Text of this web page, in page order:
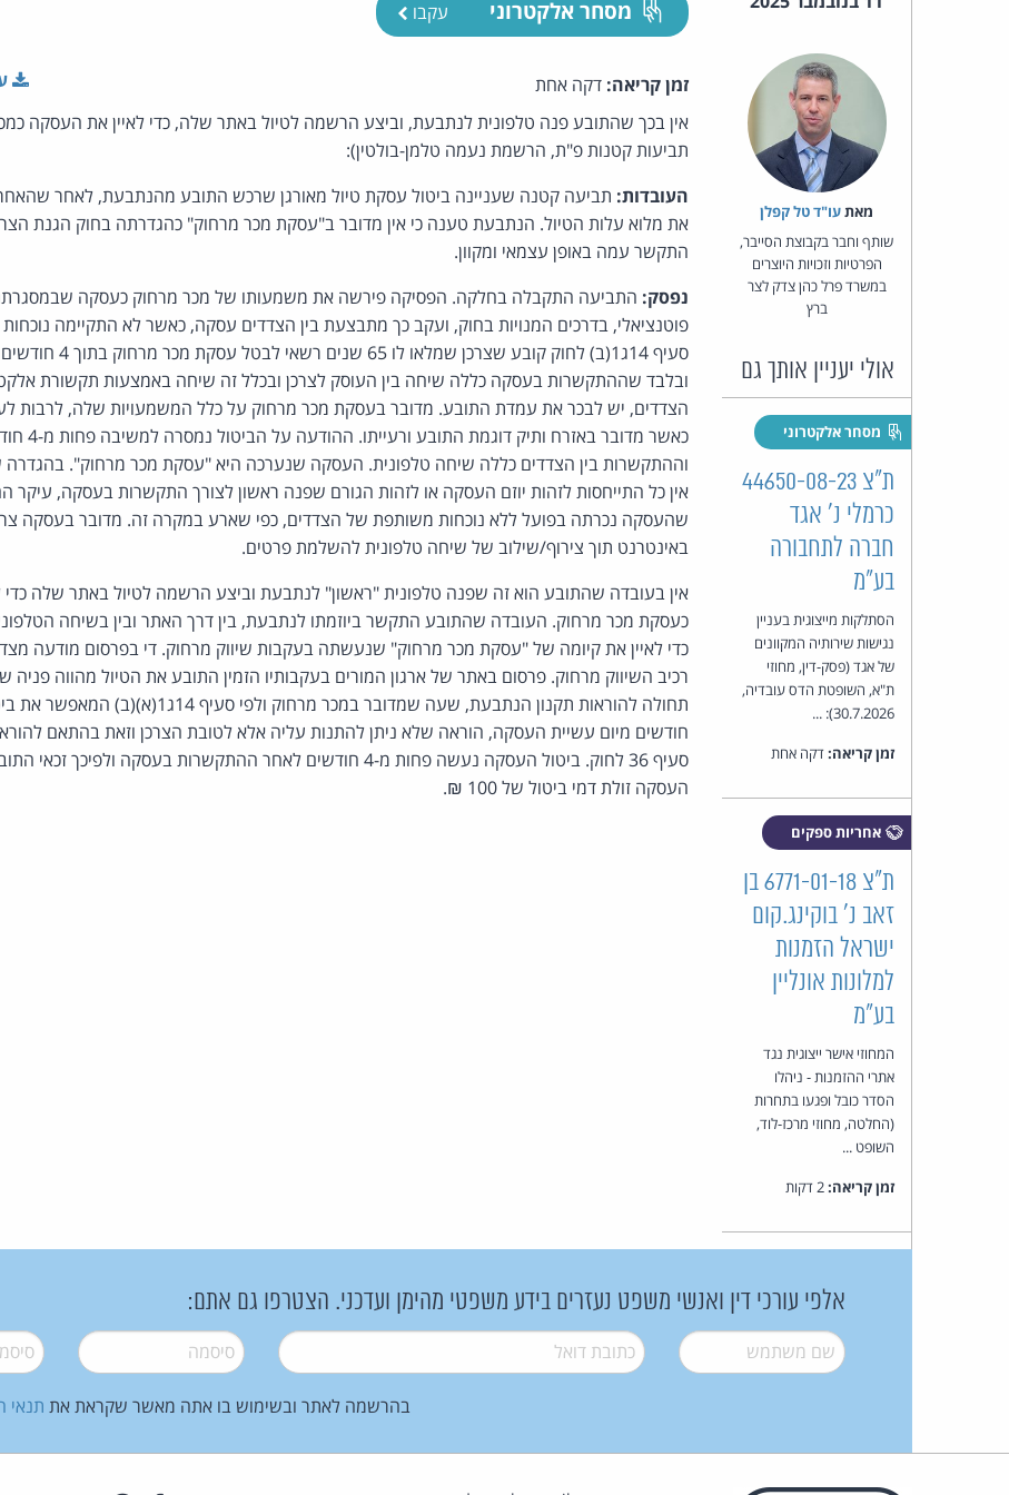
מסחר אלקטרוני עקבו
מאת‏עו"ד טל קפלן
שותף וחבר בקבוצת הסייבר,
הפרטיות וזכויות היוצרים
במשרד פרל כהן צדק לצר
ברץ
אולי יעניין אותך גם
מסחר אלקטרוני
ת"צ 44650-08-23
כרמלי נ' אגד
חברה לתחבורה
בע"מ
הסתלקות מייצוגית בעניין
נגישות שירותיה המקוונים
של אגד (פסק-דין, מחוזי
ת"א, השופטת הדס עובדיה,
30.7.2026): ...
זמן קריאה:דקה אחת
אחריות ספקים
ת"צ 6771-01-18 בן
זאב נ' בוקינג.קום
ישראל הזמנות
למלונות אונליין
בע"מ
המחוזי אישר ייצוגית נגד
אתרי ההזמנות - ניהלו
הסדר כובל ופגעו בתחרות
(החלטה, מחוזי מרכז-לוד,
השופט ...
זמן קריאה:
זמן קריאה: דקה אחת
אין בכך שהתובע פנה טלפונית לנתבעת, וביצע הרשמה לטיול באתר שלה, כדי לאיין את העסקה
תביעות קטנות פ"ת, הרשמת נעמה טלמן-בולטין):
העובדות: תביעה קטנה שעניינה ביטול עסקת טיול מאורגן שרכש התובע מהנתבעת, לאחר
את מלוא עלות הטיול. הנתבעת טענה כי אין מדובר ב"עסקת מכר מרחוק" כהגדרתה בחוק הגנת
התקשר עמה באופן עצמאי ומקוון.
נפסק: התביעה התקבלה בחלקה. הפסיקה פירשה את משמעותו של מכר מרחוק כעסקה
פוטנציאלי, בדרכים המנויות בחוק, ועקב כך מתבצעת בין הצדדים עסקה, כאשר לא התקיימה
סעיף 14ג1(ב) לחוק קובע
ובלבד שההתקשרות בעסקה כללה שיחה בין העוסק לצרכן ובכלל זה שיחה באמצעות תקשורת
הצדדים, יש לבכר את עמדת התובע. מדובר בעסקת מכר מרחוק על כלל המשמעויות שלה, לרבות
כאשר מדובר
וההתקשרות בין הצדדים כללה שיחה טלפונית. העסקה שנערכה היא "עסקת מכר מרחוק".
אין כל התייחסות לזהות יוזם העסקה או לזהות הגורם שפנה ראשון לצורך התקשרות בעסקה, עיקר
שהעסקה נכרתה בפועל ללא נוכחות משותפת של הצדדים, כפי שארע במקרה זה. מדובר בעסקה
באינטרנט תוך צירוף/שילוב של שיחה טלפונית להשלמת פרטים.
אין בעובדה שהתובע הוא זה שפנה טלפונית "ראשון" לנתבעת וביצע הרשמה לטיול באתר שלה כדי
כעסקת מכר מרחוק. העובדה שהתובע התקשר ביוזמתו לנתבעת, בין דרך האתר ובין בשיחה
כדי לאיין את קיומה של "עסקת מכר מרחוק" שנעשתה בעקבות שיווק מרחוק. די בפרסום מודעה
רכיב השיווק מרחוק. פרסום באתר של ארגון המורים בעקבותיו הזמין התובע את הטיול מהווה פניה
חודשים מיום עשיית העסקה, הוראה שלא ניתן להתנות עליה אלא לטובת הצרכן וזאת בהתאם
סעיף 36 לחוק. ביטול העסקה נעשה פחות מ-4 חודשים לאחר ההתקשרות בעסקה
העסקה זולת דמי ביטול של 100 ₪.
אלפי עורכי דין ואנשי משפט נעזרים בידע משפטי מהימן ועדכני. הצטרפו גם אתם:
שם משתמש* דואל* סיסמה* סיסמה
בהרשמה לאתר ובשימוש בו אתה מאשר שקראת את תנאי